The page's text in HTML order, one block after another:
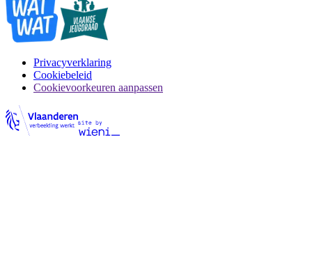
Privacyverklaring
Cookiebeleid
Cookievoorkeuren aanpassen